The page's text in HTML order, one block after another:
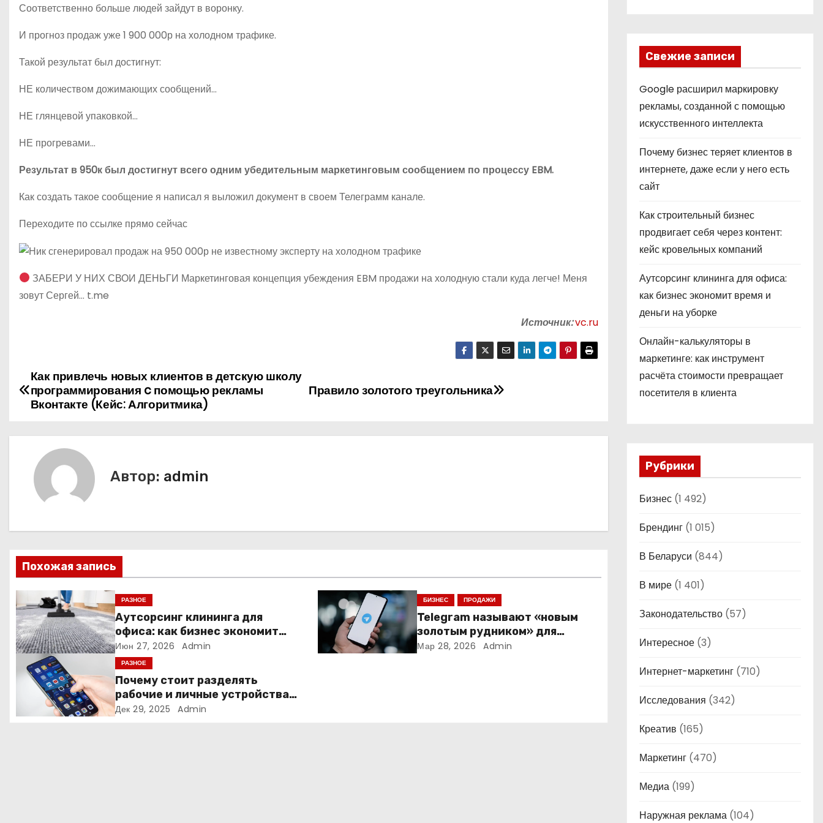
Соответственно больше людей зайдут в воронку.
И прогноз продаж уже 1 900 000р на холодном трафике.
Такой результат был достигнут:
НЕ количеством дожимающих сообщений…
НЕ глянцевой упаковкой…
НЕ прогревами…
Результат в 950к был достигнут всего одним убедительным маркетинговым сообщением по процессу EBM.
Как создать такое сообщение я написал я выложил документ в своем Телеграмм канале.
Переходите по ссылке прямо сейчас
ЗАБЕРИ У НИХ СВОИ ДЕНЬГИ Маркетинговая концепция убеждения EBM продажи на холодную стали куда легче! Меня
зовут Сергей… t.me
Источник:vc.ru
Н
в
ц
и
я
п
о
з
п
Правило золотого треугольника
Как привлечь новых клиентов в детскую школу
программирования c помощью рекламы
Вконтакте (Кейс: Алгоритмика)
Автор: admin
Похожая запись
РАЗНОЕ
Аутсорсинг клининга для
офиса: как бизнес экономит
время и деньги на уборке
Июн 27, 2026 Admin
БИЗНЕС ПРОДАЖИ
Telegram называют «новым
золотым рудником» для
креаторов: как блогеры
Мар 28, 2026 Admin
РАЗНОЕ
Почему стоит разделять
рабочие и личные устройства
— и чем опасно всё смешивать
Дек 29, 2025 Admin
Свежие записи
Google расширил маркировку
рекламы, созданной с помощью
искусственного интеллекта
Почему бизнес теряет клиентов в
интернете, даже если у него есть
сайт
Как строительный бизнес
продвигает себя через контент:
кейс кровельных компаний
Аутсорсинг клининга для офиса:
как бизнес экономит время и
деньги на уборке
Онлайн-калькуляторы в
маркетинге: как инструмент
расчёта стоимости превращает
посетителя в клиента
Рубрики
Бизнес (1 492)
Брендинг (1 015)
В Беларуси (844)
В мире (1 401)
Законодательство (57)
Интересное (3)
Интернет-маркетинг (710)
Исследования (342)
Креатив (165)
Маркетинг (470)
Медиа (199)
Наружная реклама (104)